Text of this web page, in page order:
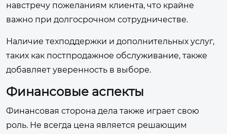
навстречу пожеланиям клиента, что крайне
важно при долгосрочном сотрудничестве.
Наличие техподдержки и дополнительных услуг,
таких как постпродажное обслуживание, также
добавляет уверенность в выборе.
Финансовые аспекты
Финансовая сторона дела также играет свою
роль. Не всегда цена является решающим